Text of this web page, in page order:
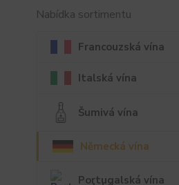
Nabídka sortimentu
Francouzská vína
Italská vína
Šumivá vína
Německá vína
Portugalská vína